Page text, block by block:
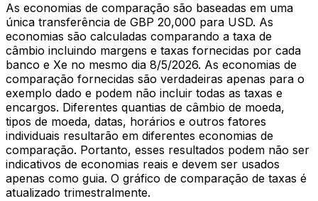
As economias de comparação são baseadas em uma
única transferência de GBP 20,000 para USD. As
economias são calculadas comparando a taxa de
câmbio incluindo margens e taxas fornecidas por cada
banco e Xe no mesmo dia 8/5/2026. As economias de
comparação fornecidas são verdadeiras apenas para o
exemplo dado e podem não incluir todas as taxas e
encargos. Diferentes quantias de câmbio de moeda,
tipos de moeda, datas, horários e outros fatores
individuais resultarão em diferentes economias de
comparação. Portanto, esses resultados podem não ser
indicativos de economias reais e devem ser usados
apenas como guia. O gráfico de comparação de taxas é
atualizado trimestralmente.